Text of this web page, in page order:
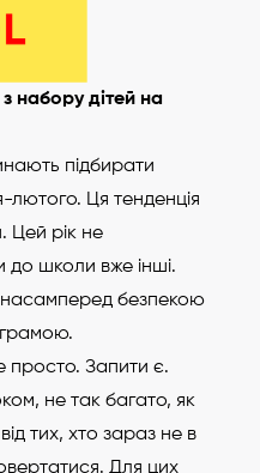
набору дітей на
підбирати
лютого. Ця тенденція
Цей рік не
до школи вже інші.
насамперед безпекою
просто. Запити є.
не так багато, як
тих, хто зараз не в
Для цих